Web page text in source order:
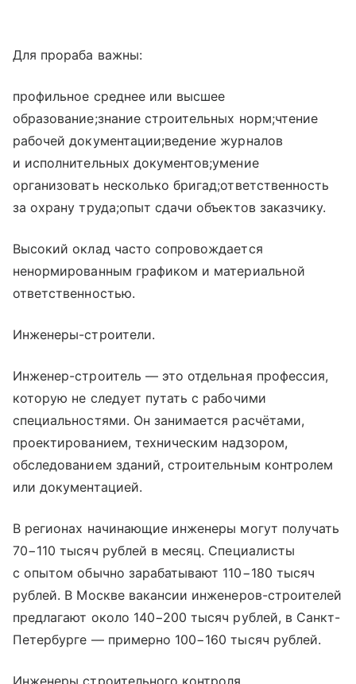
Для прораба важны:
профильное среднее или высшее
образование;знание строительных норм;чтение
рабочей документации;ведение журналов
и исполнительных документов;умение
организовать несколько бригад;ответственность
за охрану труда;опыт сдачи объектов заказчику.
Высокий оклад часто сопровождается
ненормированным графиком и материальной
ответственностью.
Инженеры-строители.
Инженер-строитель — это отдельная профессия,
которую не следует путать с рабочими
специальностями. Он занимается расчётами,
проектированием, техническим надзором,
обследованием зданий, строительным контролем
или документацией.
В регионах начинающие инженеры могут получать
70−110 тысяч рублей в месяц. Специалисты
с опытом обычно зарабатывают 110−180 тысяч
рублей. В Москве вакансии инженеров-строителей
предлагают около 140−200 тысяч рублей, в Санкт-
Петербурге — примерно 100−160 тысяч рублей.
Инженеры строительного контроля